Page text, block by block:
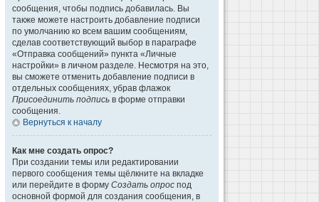
сообщения, чтобы подпись добавилась. Вы
также можете настроить добавление подписи
по умолчанию ко всем вашим сообщениям,
сделав соответствующий выбор в параграфе
«Отправка сообщений» пункта «Личные
настройки» в личном разделе. Несмотря на это,
вы сможете отменить добавление подписи в
отдельных сообщениях, убрав флажок
Присоединить подпись в форме отправки
сообщения.
Вернуться к началу
Как мне создать опрос?
При создании темы или редактировании
первого сообщения темы щёлкните на вкладке
или перейдите в форму Создать опрос под
основной формой для создания сообщения, в